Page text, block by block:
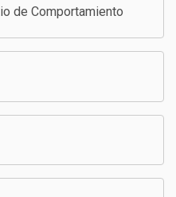
de Comportamiento